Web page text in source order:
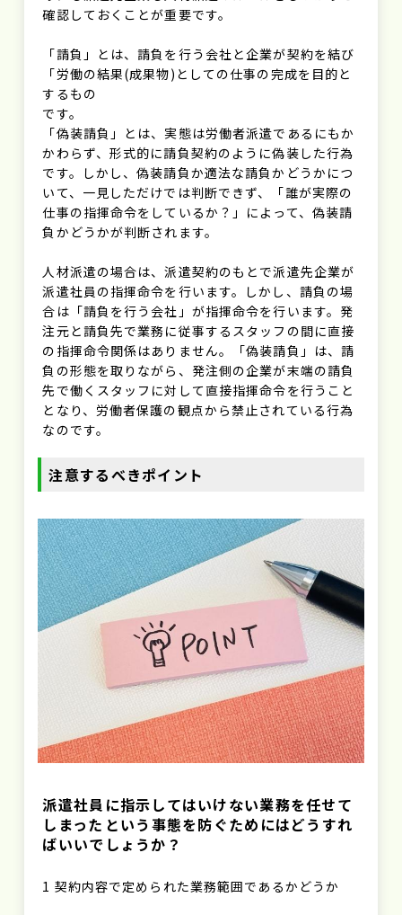
確認しておくことが重要です。
「請負」とは、請負を行う会社と企業が契約を結び
「労働の結果(成果物)としての仕事の完成を目的と
するもの
です。
「偽装請負」とは、実態は労働者派遣であるにもか
かわらず、形式的に請負契約のように偽装した行為
です。しかし、偽装請負か適法な請負かどうかにつ
いて、一見しただけでは判断できず、「誰が実際の
仕事の指揮命令をしているか？」によって、偽装請
負かどうかが判断されます。
人材派遣の場合は、派遣契約のもとで派遣先企業が
派遣社員の指揮命令を行います。しかし、請負の場
合は「請負を行う会社」が指揮命令を行います。発
注元と請負先で業務に従事するスタッフの間に直接
の指揮命令関係はありません。「偽装請負」は、請
負の形態を取りながら、発注側の企業が末端の請負
先で働くスタッフに対して直接指揮命令を行うこと
となり、労働者保護の観点から禁止されている行為
なのです。
注意するべきポイント
派遣社員に指示してはいけない業務を任せて
しまった――という事態を防ぐためにはどうすれ
ばいいでしょうか？
1 契約内容で定められた業務範囲であるかどうか